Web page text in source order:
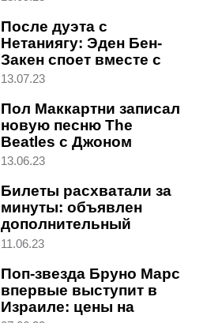
После дуэта с
Нетаниягу: Эден Бен-
Закен споет вместе с
Кристиной Агилерой в
13.07.23
Пол Маккартни записал
новую песню The
Beatles с Джоном
Ленноном
13.06.23
Билеты расхватали за
минуты: объявлен
дополнительный
концерт Бруно Марса в
11.06.23
Поп-звезда Бруно Марс
впервые выступит в
Израиле: цены на